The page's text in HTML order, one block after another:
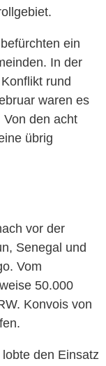
ein
In der
rund
waren es
Von den acht
übrig
vor der
Senegal und
Vom
50.000
Konvois von
den Einsatz